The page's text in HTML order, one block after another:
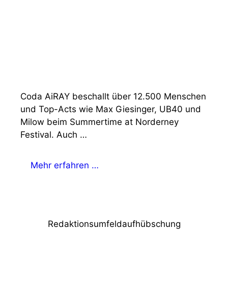
Coda AiRAY beschallt über 12.500 Menschen
und Top-Acts wie Max Giesinger, UB40 und
Milow beim Summertime at Norderney
Festival. Auch …
Mehr erfahren …
Redaktionsumfeldaufhübschung